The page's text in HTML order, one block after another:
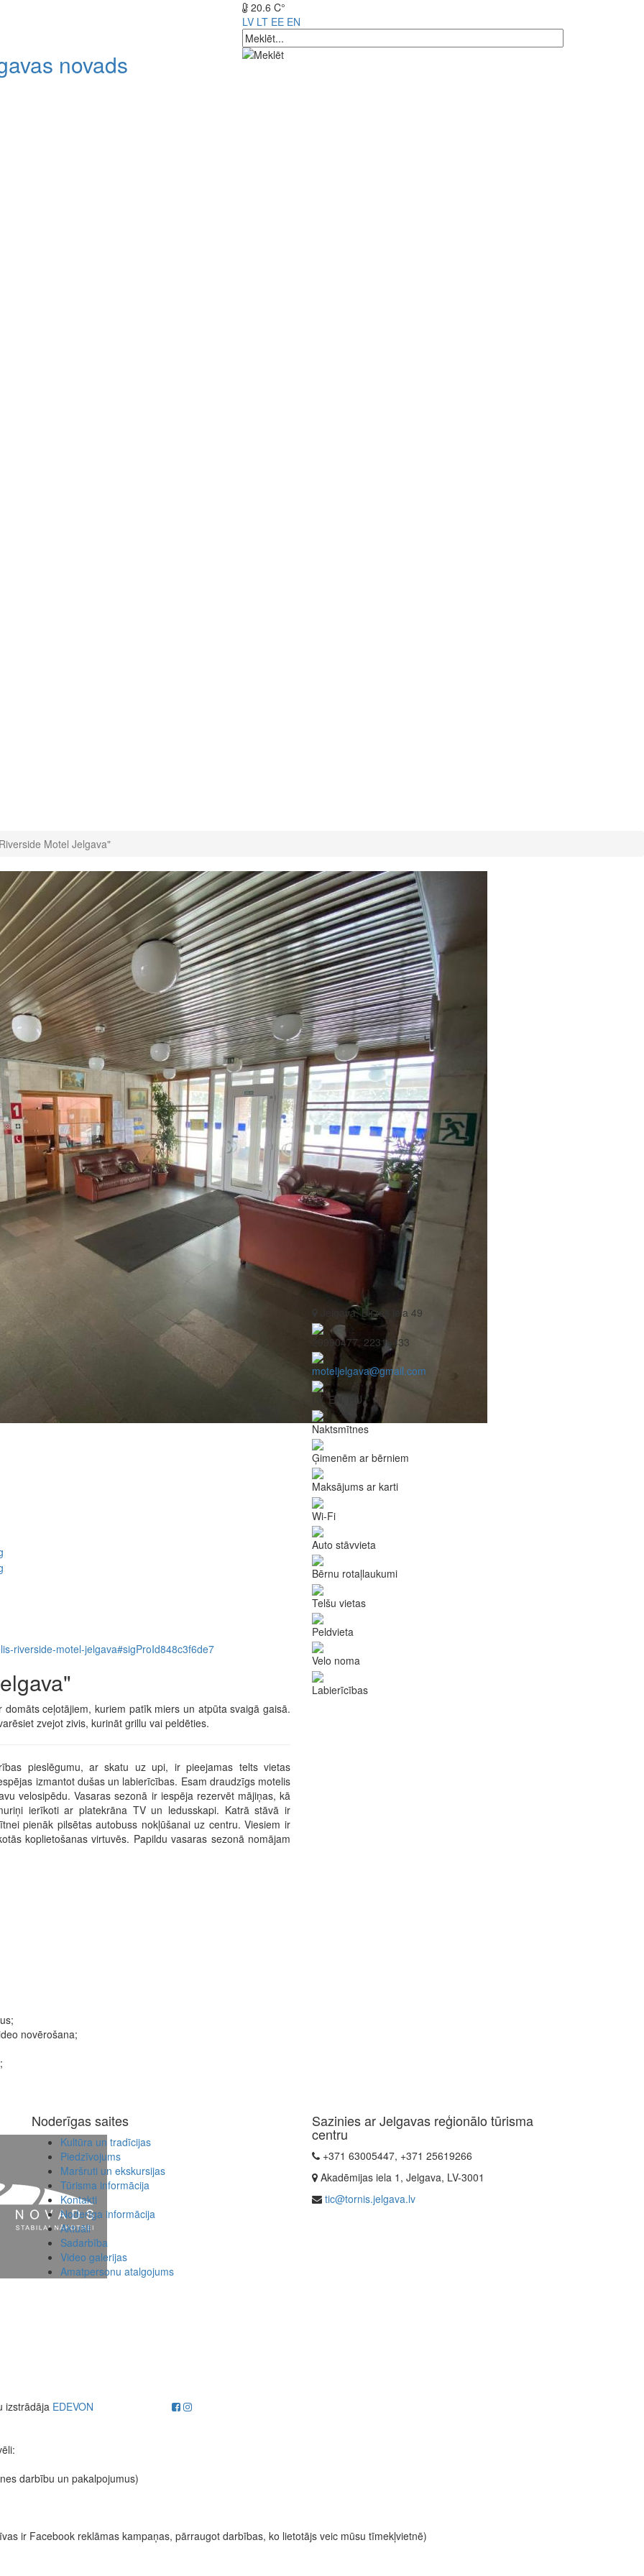
novads
20.6 C°
LV LT EE EN
Motel Jelgava"
riverside-motel-jelgava#sigProId848c3f6de7
ceļotājiem, kuriem patīk miers un atpūta svaigā gaisā.
zvejot zivis, kurināt grillu vai peldēties.
pieslēgumu, ar skatu uz upi, ir pieejamas telts vietas
izmantot dušas un labierīcības. Esam draudzīgs motelis
velosipēdu. Vasaras sezonā ir iespēja rezervēt mājiņas, kā
ierīkoti ar platekrāna TV un ledusskapi. Katrā stāvā ir
pienāk pilsētas autobuss nokļūšanai uz centru. Viesiem ir
koplietošanas virtuvēs. Papildu vasaras sezonā nomājam
novērošana;
Jelgava, Birzes iela 49
29990477, 22313433
moteljelgava@gmail.com
LV, EN, RU
Naktsmītnes
Ģimenēm ar bērniem
Maksājums ar karti
Wi-Fi
Auto stāvvieta
Bērnu rotaļlaukumi
Telšu vietas
Peldvieta
Velo noma
Labierīcības
Noderīgas saites
Kultūra un tradīcijas
Piedzīvojums
Maršruti un ekskursijas
Tūrisma informācija
Kontakti
Noderīga informācija
Aktuāli
Sadarbība
Video galerijas
Amatpersonu atalgojums
Sazinies ar Jelgavas reģionālo tūrisma
centru
+371 63005447, +371 25619266
Akadēmijas iela 1, Jelgava, LV-3001
tic@tornis.jelgava.lv
izstrādāja EDEVON
darbību un pakalpojumus)
ir Facebook reklāmas kampaņas, pārraugot darbības, ko lietotājs veic mūsu tīmekļvietnē)